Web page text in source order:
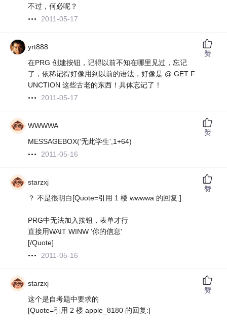
不过，何必呢？
2011-05-17
yrt888
在PRG 创建按钮，记得以前不知在哪里见过，忘记
了，依稀记得好像用到以前的语法，好像是 @ GET F
UNCTION 这些古老的东西！具体忘记了！
2011-05-17
赞
WWWWA
MESSAGEBOX('无此学生',1+64)
2011-05-16
赞
starzxj
？ 不是很明白[Quote=引用 1 楼 wwwwa 的回复:]
PRG中无法加入按钮，表单才行
直接用WAIT WINW '你的信息'
[/Quote]
2011-05-16
赞
starzxj
这个是自考题中要求的
[Quote=引用 2 楼 apple_8180 的回复:]
赞